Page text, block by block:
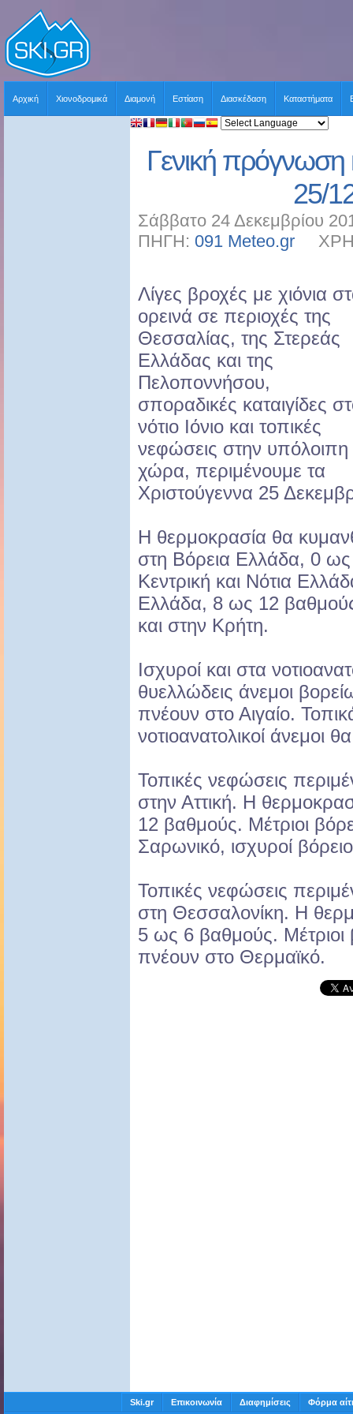
Αρχική Χιονοδρομικά Διαμονή Εστίαση Διασκέδαση Καταστήματα
Γενική πρόγνωση
25/
Σάββατο 24 Δεκεμβρίου
ΠΗΓΗ: 091 Meteo.gr
Λίγες βροχές με χιόνια
ορεινά σε περιοχές της
Θεσσαλίας, της Στερεάς
Ελλάδας και της
Πελοποννήσου,
σποραδικές καταιγίδες
νότιο Ιόνιο και τοπικές
νεφώσεις στην υπόλοιπη
χώρα, περιμένουμε τα
Χριστούγεννα 25
Η θερμοκρασία θα
στη Βόρεια Ελλάδα, 0
Κεντρική και Νότια
Ελλάδα, 8 ως 12 βαθμούς
και στην Κρήτη.
Ισχυροί και στα
θυελλώδεις άνεμοι
πνέουν στο Αιγαίο.
νοτιοανατολικοί άνεμοι
Τοπικές νεφώσεις
στην Αττική. Η
12 βαθμούς. Μέτριοι
Σαρωνικό, ισχυροί
Τοπικές νεφώσεις
στη Θεσσαλονίκη. Η
5 ως 6 βαθμούς. Μέτριοι
πνέουν στο Θερμαϊκό.
Ski.gr Επικοινωνία Διαφημίσεις Φόρμα